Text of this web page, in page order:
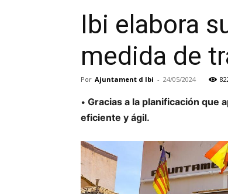
Ibi elabora
medida de
Por Ajuntament d Ibi - 24/05/2024
• Gracias a la planificación que
eficiente y ágil.